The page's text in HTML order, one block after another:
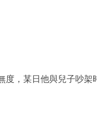
度，某日他與兒子吵